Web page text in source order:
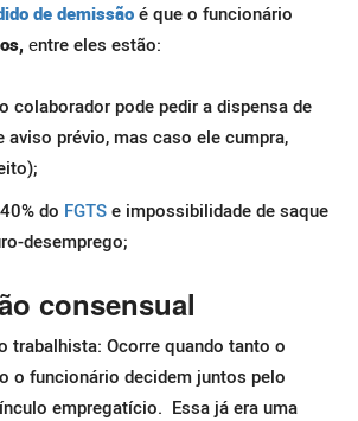
de demissão é que o funcionário
entre eles estão:
colaborador pode pedir a dispensa de
aviso prévio, mas caso ele cumpra,
do FGTS e impossibilidade de saque
desemprego;
consensual
trabalhista: Ocorre quando tanto o
o funcionário decidem juntos pelo
empregatício. Essa já era uma